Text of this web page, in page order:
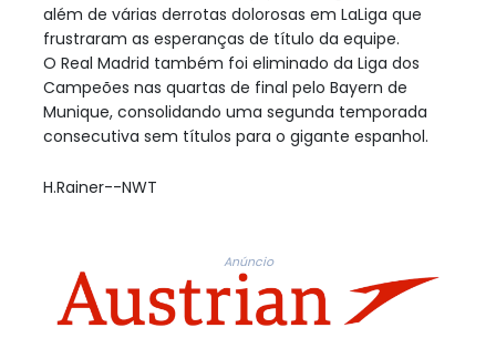
além de várias derrotas dolorosas em LaLiga que
frustraram as esperanças de título da equipe.
O Real Madrid também foi eliminado da Liga dos
Campeões nas quartas de final pelo Bayern de
Munique, consolidando uma segunda temporada
consecutiva sem títulos para o gigante espanhol.
H.Rainer--NWT
Anúncio